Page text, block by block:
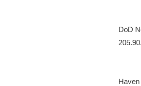
DoD
Haven